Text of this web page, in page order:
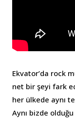
Ekvator’da rock
net bir şeyi fark
her ülkede aynı
Aynı bizde